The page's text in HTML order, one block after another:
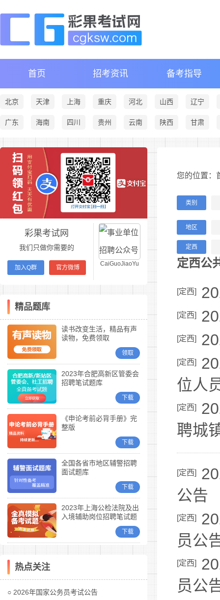
首页 招考资讯 备考指导
北京 天津 上海 重庆 河北 山西 辽宁
广东 海南 四川 贵州 云南 陕西 甘肃
彩果考试网
我们只做你需要的
加入Q群 官方微博
CaiGuoJiaoYu
精品题库
读书改变生活，精品有声
读物，免费领取
领取
2023年合肥高新区管委会
招聘笔试题库
下载
《申论考前必背手册》完
整版
下载
全国各省市地区辅警招聘
面试题库
下载
2023年上海公检法院及出
入境辅助岗位招聘笔试题
下载
热点关注
2026年国家公务员考试公告
您的位置：
类别
地区
定西
定西公
[定西]
[定西]
[定西]
[定西]
位人
[定西]
聘城
[定西]
公告
[定西]
员公
[定西]
员公